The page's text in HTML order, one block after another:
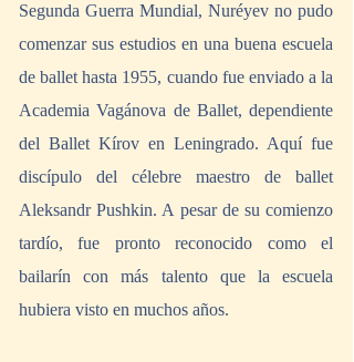
Segunda Guerra Mundial, Nuréyev no pudo
comenzar sus estudios en una buena escuela
de ballet hasta 1955, cuando fue enviado a la
Academia Vagánova de Ballet, dependiente
del Ballet Kírov en Leningrado. Aquí fue
discípulo del célebre maestro de ballet
Aleksandr Pushkin. A pesar de su comienzo
tardío, fue pronto reconocido como el
bailarín con más talento que la escuela
hubiera visto en muchos años.